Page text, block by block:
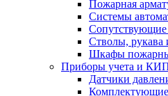
Пожарная
Системы
Сопутствующие
Стволы, рукава
Шкафы
Приборы учета и
Датчики